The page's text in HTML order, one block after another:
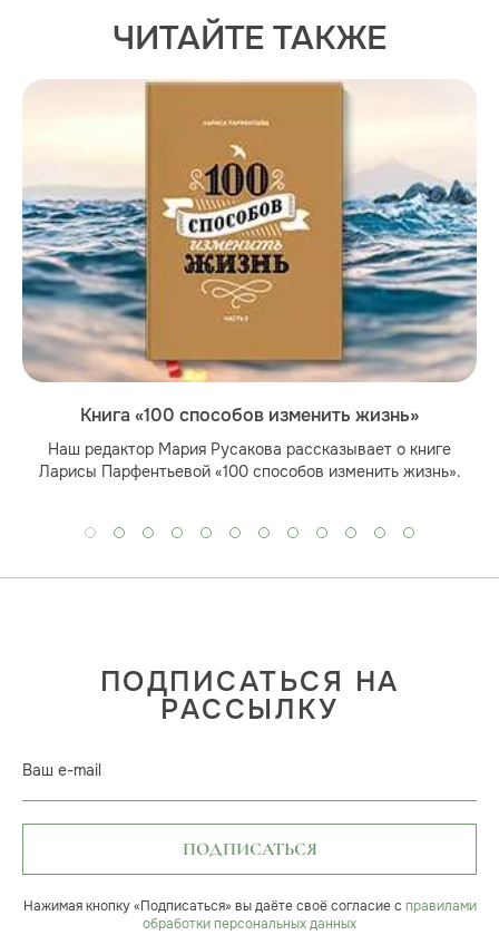
ЧИТАЙТЕ ТАКЖЕ
Книга «100 способов изменить жизнь»
Наш редактор Мария Русакова рассказывает о книге
Ларисы Парфентьевой «100 способов изменить жизнь».
ПОДПИСАТЬСЯ НА
РАССЫЛКУ
Ваш e-mail
ПОДПИСАТЬСЯ
Нажимая кнопку «Подписаться» вы даёте своё согласие с правилами
обработки персональных данных